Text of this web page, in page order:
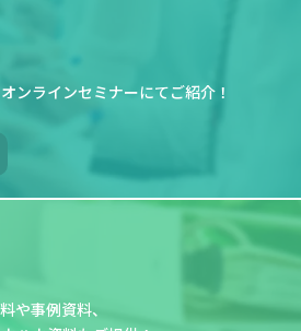
ンラインセミナーにてご紹介！
や事例資料、